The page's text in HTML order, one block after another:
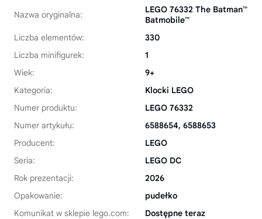
Nazwa oryginalna:
LEGO 76332 The Batman™
Batmobile™
Liczba elementów:
330
Liczba minifigurek:
1
Wiek:
9+
Kategoria:
Klocki LEGO
Numer produktu:
LEGO 76332
Numer artykułu:
6588654, 6588653
Producent:
LEGO
Seria:
LEGO DC
Rok prezentacji:
2026
Opakowanie:
pudełko
Komunikat w sklepie lego.com:
Dostępne teraz